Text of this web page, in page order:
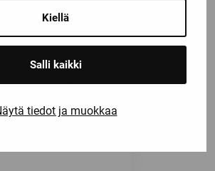
Kiellä
Salli kaikki
tiedot ja muokkaa